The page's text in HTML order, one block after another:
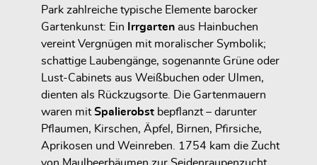
Park zahlreiche typische Elemente barocker
Gartenkunst: Ein Irrgarten aus Hainbuchen
vereint Vergnügen mit moralischer Symbolik;
schattige Laubengänge, sogenannte Grüne oder
Lust-Cabinets aus Weißbuchen oder Ulmen,
dienten als Rückzugsorte. Die Gartenmauern
waren mitSpalierobst bepflanzt – darunter
Pflaumen, Kirschen, Äpfel, Birnen, Pfirsiche,
Aprikosen und Weinreben. 1754 kam die Zucht